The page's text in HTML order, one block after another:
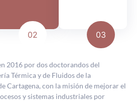
02 03
2016 por dos doctorandos del
Térmica y de Fluidos de la
Cartagena, con la misión de mejorar el
y sistemas industriales por